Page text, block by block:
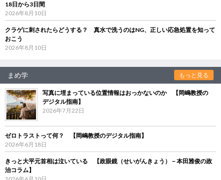
18日から3日間
2026年8月10日
クラゲに刺されたらどうする？ 真水で洗うのはNG、正しい応急処置を知って
おこう
2026年8月10日
まめ学 もっと見る
写真に埋まっている位置情報はおっかないのか 【岡嶋教授の
デジタル指南】
2026年7月22日
ゼロトラストって何？ 【岡嶋教授のデジタル指南】
2026年6月18日
きっと大平元首相は泣いている 【政眼鏡（せいがんきょう）－本田雅俊の政
治コラム】